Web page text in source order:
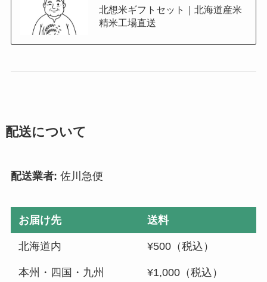
北想米ギフトセット｜北海道産米
精米工場直送
配送について
配送業者: 佐川急便
お届け先 送料
北海道内 ¥500（税込）
本州・四国・九州 ¥1,000（税込）